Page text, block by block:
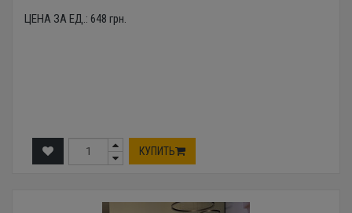
ЦЕНА ЗА ЕД.: 648 грн.
КУПИТЬ